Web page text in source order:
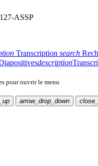
ASSP
Transcription search
description
pour ouvrir le menu
arrow_drop_down